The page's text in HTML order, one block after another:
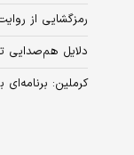
رمزگشایی از
دلایل هم‌صدایی
کرملین: